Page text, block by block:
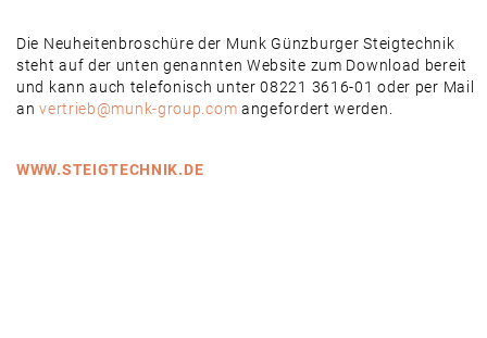
Die Neuheitenbroschüre der Munk Günzburger Steigtechnik
steht auf der unten genannten Website zum Download bereit
und kann auch telefonisch unter 08221 3616-01 oder per Mail
anvertrieb@munk-group.com angefordert werden.
WWW.STEIGTECHNIK.DE